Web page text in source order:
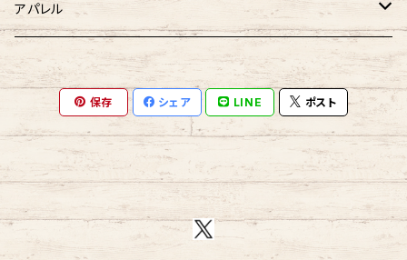
アパレル
Tシャツ
保存 シェア LINE ポスト